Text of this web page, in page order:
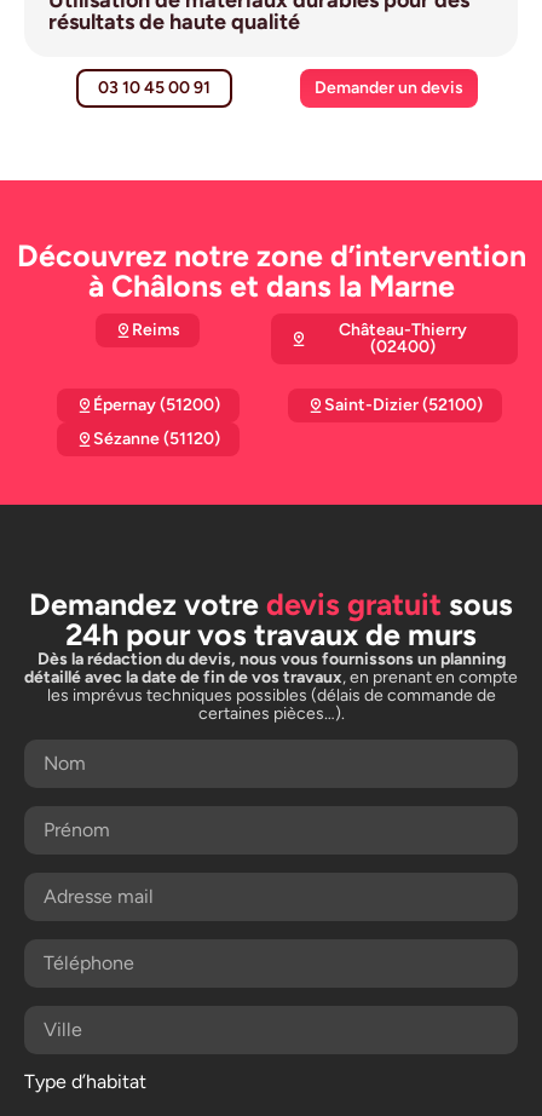
résultats de haute qualité
03 10 45 00 91 Demander un devis
Découvrez notre zone d’intervention
à Châlons et dans la Marne
Reims
Château-Thierry
(02400)
Épernay (51200)
Saint-Dizier (52100)
Sézanne (51120)
Demandez votre devis gratuit sous
24h pour vos travaux de murs
Dès la rédaction du devis, nous vous fournissons un planning
détaillé avec la date de fin de vos travaux, en prenant en compte
les imprévus techniques possibles (délais de commande de
certaines pièces…).
Type d’habitat